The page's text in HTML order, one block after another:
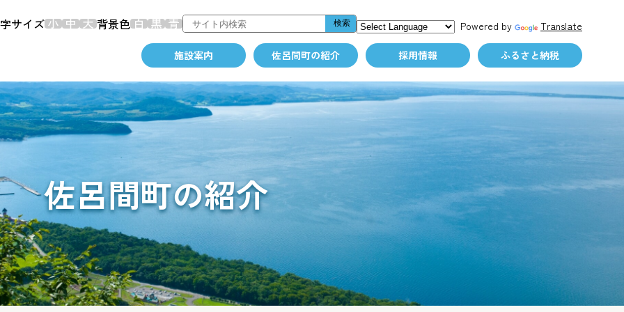
サイズ 背景色 Powered by Translate
施設案内 佐呂間町の紹介 採用情報 ふるさと納税
佐呂間町の紹介